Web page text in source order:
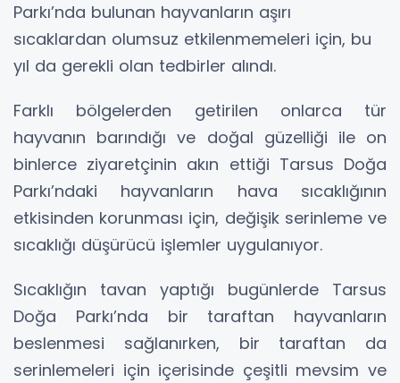
Parkı’nda bulunan hayvanların aşırı
sıcaklardan olumsuz etkilenmemeleri için, bu
yıl da gerekli olan tedbirler alındı.
Farklı bölgelerden getirilen onlarca tür
hayvanın barındığı ve doğal güzelliği ile on
binlerce ziyaretçinin akın ettiği Tarsus Doğa
Parkı’ndaki hayvanların hava sıcaklığının
etkisinden korunması için, değişik serinleme ve
sıcaklığı düşürücü işlemler uygulanıyor.
Sıcaklığın tavan yaptığı bugünlerde Tarsus
Doğa Parkı’nda bir taraftan hayvanların
beslenmesi sağlanırken, bir taraftan da
serinlemeleri için içerisinde çeşitli mevsim ve